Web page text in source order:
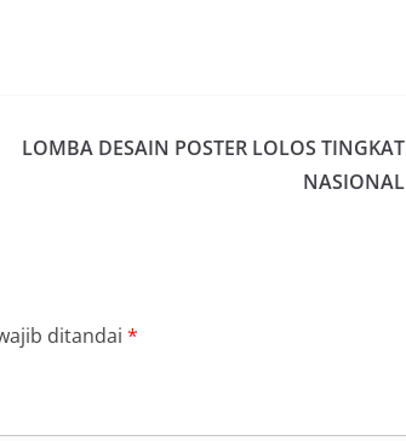
LOMBA DESAIN POSTER LOLOS TINGKAT
NASIONAL
ditandai *